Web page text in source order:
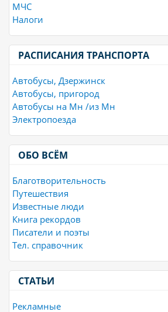
МЧС
Налоги
РАСПИСАНИЯ ТРАНСПОРТА
Автобусы, Дзержинск
Автобусы, пригород
Автобусы на Мн /из Мн
Электропоезда
ОБО ВСЁМ
Благотворительность
Путешествия
Известные люди
Книга рекордов
Писатели и поэты
Тел. справочник
СТАТЬИ
Рекламные